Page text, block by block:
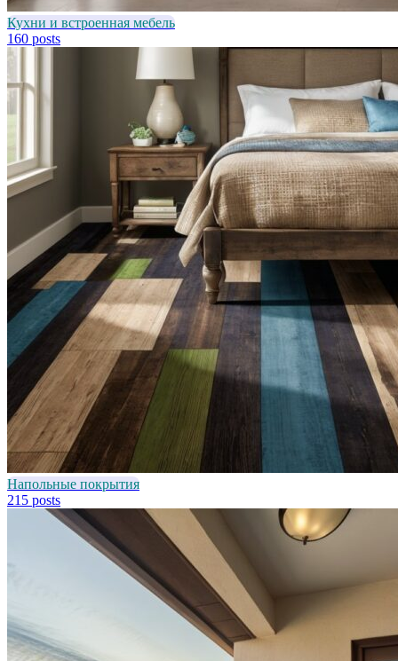
Кухни и встроенная мебель
160 posts
Напольные покрытия
215 posts